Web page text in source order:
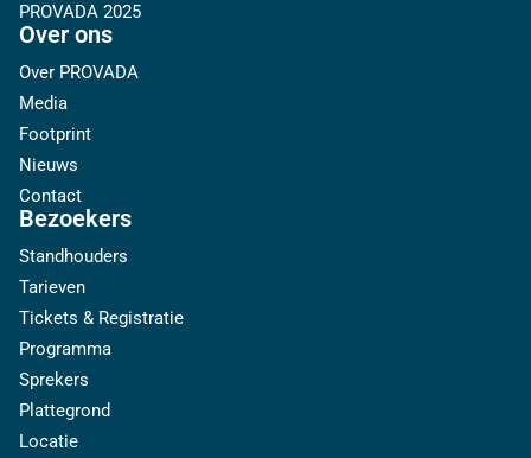
PROVADA 2025
Over ons
Over PROVADA
Media
Footprint
Nieuws
Contact
Bezoekers
Standhouders
Tarieven
Tickets & Registratie
Programma
Sprekers
Plattegrond
Locatie